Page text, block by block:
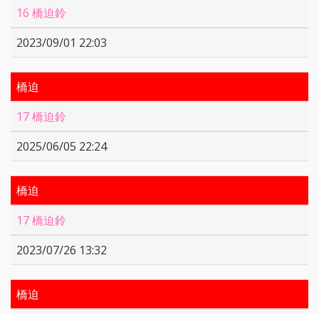
16 橋迫鈴
2023/09/01 22:03
橋迫
17 橋迫鈴
2025/06/05 22:24
橋迫
17 橋迫鈴
2023/07/26 13:32
橋迫